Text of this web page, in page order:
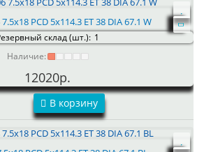
PCD 5x114.3 ET 38 DIA 67.1 W
склад (шт.): 1
Наличие:
12020р.
В корзину